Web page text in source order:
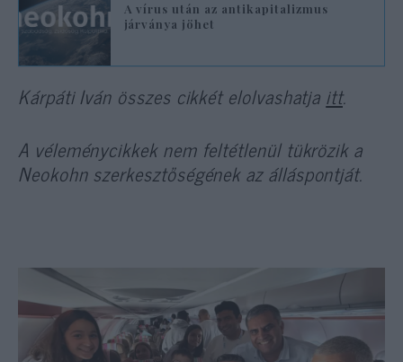
A vírus után az antikapitalizmus
járványa jöhet
Kárpáti Iván összes cikkét elolvashatja itt.
A véleménycikkek nem feltétlenül tükrözik a
Neokohn szerkesztőségének az álláspontját.